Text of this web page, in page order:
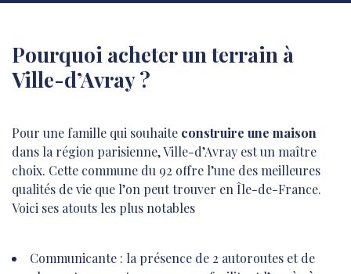
Pourquoi acheter un terrain à
Ville-d’Avray ?
Pour une famille qui souhaite construire une maison
dans la région parisienne, Ville-d’Avray est un maître
choix. Cette commune du 92 offre l’une des meilleures
qualités de vie que l’on peut trouver en Île-de-France.
Voici ses atouts les plus notables
Communicante : la présence de 2 autoroutes et de